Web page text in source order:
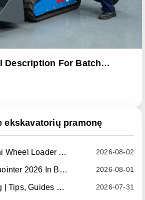
Description For Batch
ekskavatorių pramonę
2026-08-02
China Leading Mini Wheel Loader Supplier: Reliable Compact Wheel Loaders For Global Markets
2026-08-01
Meet RIPPA At Expointer 2026 In Brazil
2026-07-31
Wheel Loader Blog | Tips, Guides & Attachments